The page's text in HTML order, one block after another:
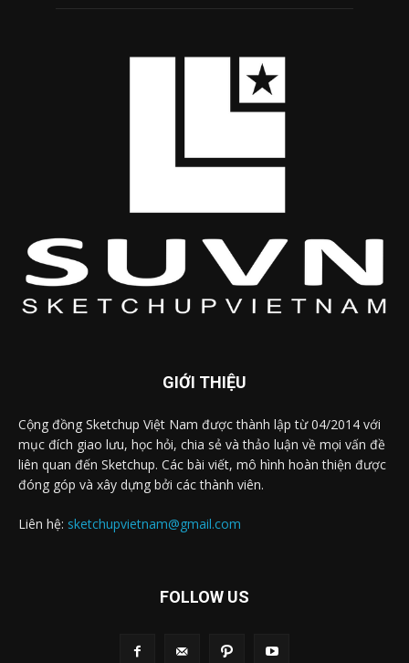
GIỚI THIỆU
Cộng đồng Sketchup Việt Nam được thành lập từ 04/2014 với
mục đích giao lưu, học hỏi, chia sẻ và thảo luận về mọi vấn đề
liên quan đến Sketchup. Các bài viết, mô hình hoàn thiện được
đóng góp và xây dựng bởi các thành viên.
Liên hệ: sketchupvietnam@gmail.com
FOLLOW US